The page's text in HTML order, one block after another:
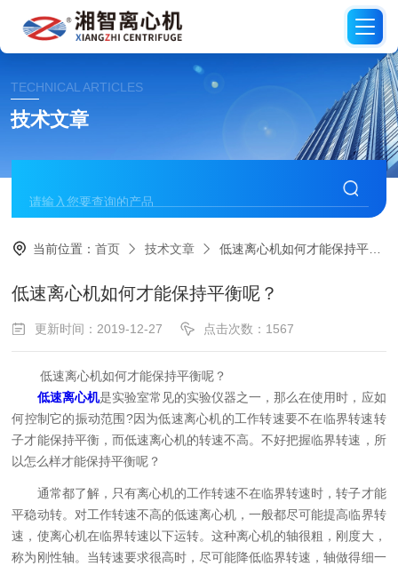
TECHNICAL ARTICLES
技术文章
当前位置：首页 技术文章 低速离心机如何才能保持平衡呢？
低速离心机如何才能保持平衡呢？
更新时间：2019-12-27 点击次数：1567
低速离心机如何才能保持平衡呢？
低速离心机是实验室常见的实验仪器之一，那么在使用时，应如
何控制它的振动范围?因为低速离心机的工作转速要不在临界转速转
子才能保持平衡，而低速离心机的转速不高。不好把握临界转速，所
以怎么样才能保持平衡呢？
通常都了解，只有离心机的工作转速不在临界转速时，转子才能
平稳动转。对工作转速不高的低速离心机，一般都尽可能提高临界转
速，使离心机在临界转速以下运转。这种离心机的轴很粗，刚度大，
称为刚性轴。当转速要求很高时，尽可能降低临界转速，轴做得细一